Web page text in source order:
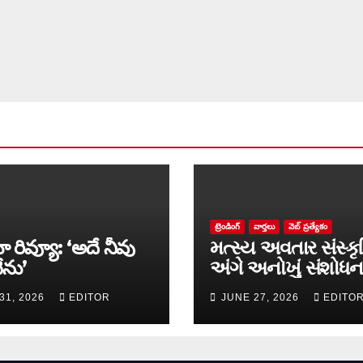
‘అదే నీవు
2026 EDITOR
ట్రెండింగ్ వార్త‌లు వెబ్ ప్రత్యేకం
મત્સ્ય અવતાર
અંગે અનોખું સંશોધન
માળખું રજૂ
JUNE 27, 2026 EDITOR